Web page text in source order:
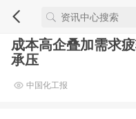
成本高企叠加需求
承压
中国化工报